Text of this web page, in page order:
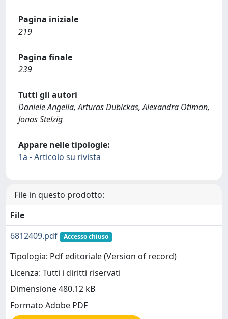
Pagina iniziale
219
Pagina finale
239
Tutti gli autori
Daniele Angella, Arturas Dubickas, Alexandra Otiman,
Jonas Stelzig
Appare nelle tipologie:
1a - Articolo su rivista
File in questo prodotto:
File
6812409.pdf
Accesso chiuso
Tipologia: Pdf editoriale (Version of record)
Licenza: Tutti i diritti riservati
Dimensione 480.12 kB
Formato Adobe PDF